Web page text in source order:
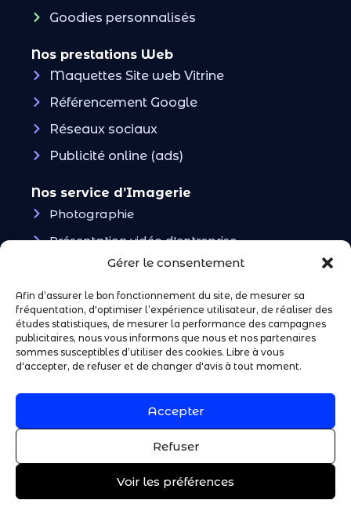
Gérer le consentement
Afin d’assurer le bon fonctionnement du site, de mesurer sa
fréquentation, d'optimiser l’expérience utilisateur, de réaliser des
études statistiques, de mesurer la performance des campagnes
publicitaires, nous vous informons que nous et nos partenaires
sommes susceptibles d’utiliser des cookies. Libre à vous
d'accepter, de refuser et de changer d'avis à tout moment.
Accepter
Refuser
Voir les préférences
Goodies personnalisés
Nos prestations Web
Maquettes Site web Vitrine
Référencement Google
Réseaux sociaux
Publicité online (ads)
Nos service d’Imagerie
Photographie
Présentation vidéo d'entreprise
Vidéos UGC & Ads
Restons en contact !
Notre compte instagram
Notre page Facebook
Mentions légales. Conditions générales de vente (CGV).